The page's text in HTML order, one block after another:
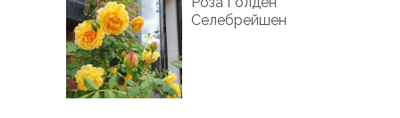
Селебрейшен